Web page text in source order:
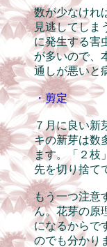
数が少なけれ
見逃してしま
に発生する害
が多いので、
通しが悪いと
・剪定
７月に良い新
キの新芽は数
ます。「２枝
先を切り捨て
もう一つ注意
ん。花芽の原
になるからで
のでも分かり